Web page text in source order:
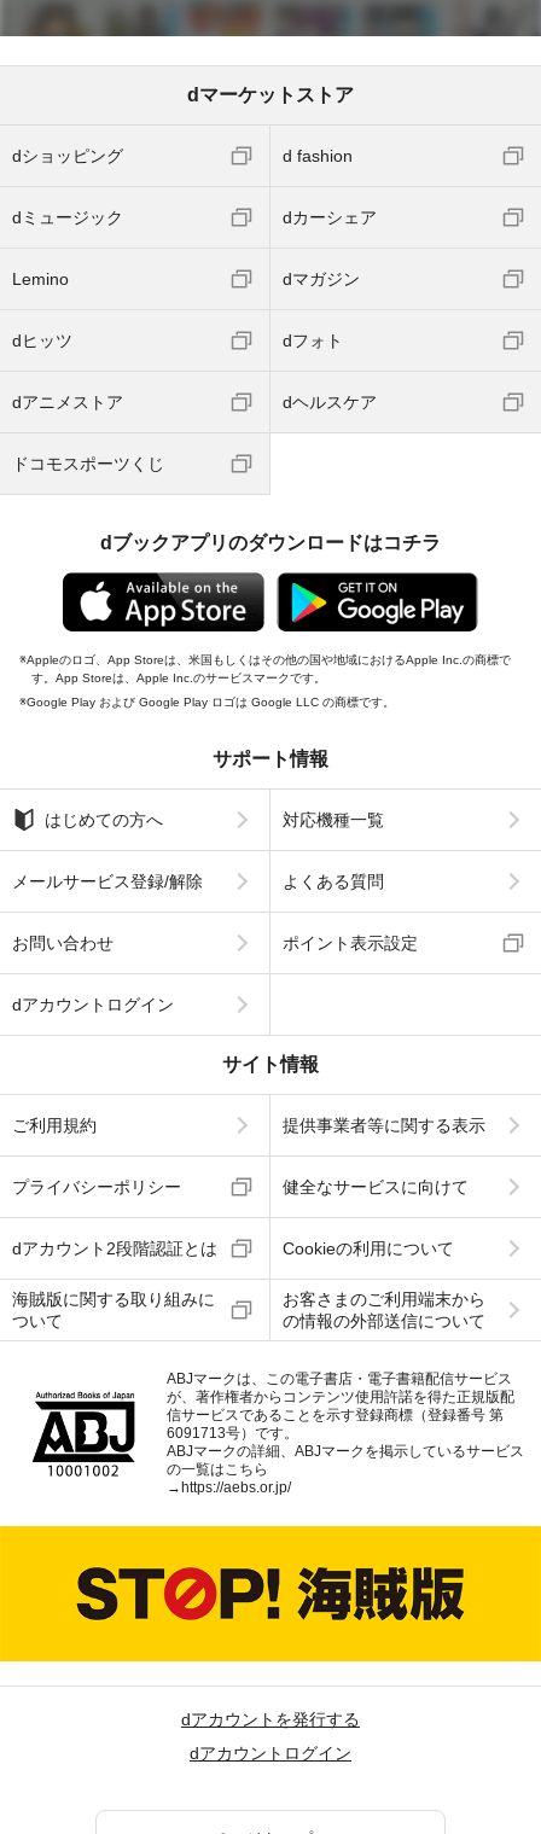
dマーケットストア
dショッピング d fashion
dミュージック dカーシェア
Lemino dマガジン
dヒッツ dフォト
dアニメストア dヘルスケア
ドコモスポーツくじ
dブックアプリのダウンロードはコチラ
Appleのロゴ、App Storeは、米国もしくはその他の国や地域におけるApple Inc.の商標で
す。App Storeは、Apple Inc.のサービスマークです。
Google Play および Google Play ロゴは Google LLC の商標です。
サポート情報
はじめての方へ 対応機種一覧
メールサービス登録/解除 よくある質問
お問い合わせ ポイント表示設定
dアカウントログイン
サイト情報
ご利用規約 提供事業者等に関する表示
プライバシーポリシー 健全なサービスに向けて
dアカウント2段階認証とは Cookieの利用について
海賊版に関する取り組みに
ついて
お客さまのご利用端末から
の情報の外部送信について
ABJマークは、この電子書店・電子書籍配信サービス
が、著作権者からコンテンツ使用許諾を得た正規版配
信サービスであることを示す登録商標（登録番号 第
6091713号）です。
ABJマークの詳細、ABJマークを掲示しているサービス
の一覧はこちら
→ https://aebs.or.jp/
dアカウントを発行する
dアカウントログイン